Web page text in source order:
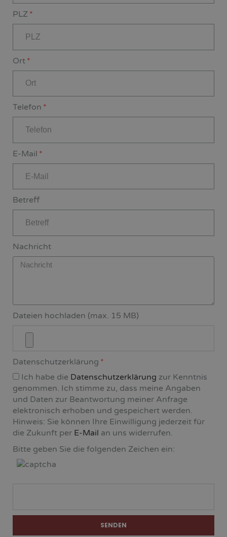
PLZ
Ort
Telefon
E-Mail
Betreff
Nachricht
Dateien hochladen (max. 15 MB)
Datenschutzerklärung
Ich habe die Datenschutzerklärung zur Kenntnis
genommen. Ich stimme zu, dass meine Angaben
und Daten zur Beantwortung meiner Anfrage
elektronisch erhoben und gespeichert werden.
Hinweis: Sie können Ihre Einwilligung jederzeit für
die Zukunft per E-Mail an uns widerrufen.
Bitte geben Sie die folgenden Zeichen ein:
SENDEN